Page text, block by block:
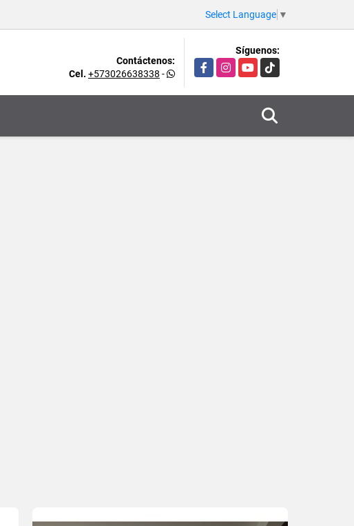
Select Language ▼
Contáctenos:
Cel. +573026638338 -
Síguenos:
FacebookInstagramYouTubeTikTok